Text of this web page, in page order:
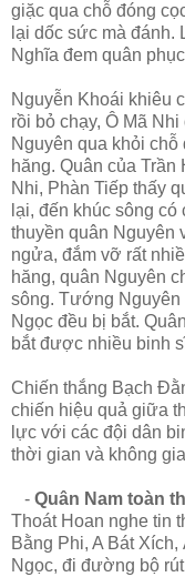
giặc qua chỗ đóng
lại dốc sức mà đánh.
Nghĩa đem quân
Nguyễn Khoái khiêu
rồi bỏ chạy, Ô Mã
Nguyên qua khỏi
hăng. Quân của
Nhi, Phàn Tiếp thấy
lại, đến khúc sông
thuyền quân Nguyên
ngửa, đắm vỡ rất
hăng, quân Nguyên
sông. Tướng Nguyên
Ngọc đều bị bắt.
bắt được nhiều binh
Chiến thắng Bạch
chiến hiệu quả giữa
lực với các đội dân
thời gian và không
- Quân Nam toàn
Thoát Hoan nghe tin
Bằng Phi, A Bát
Ngọc, đi đường bộ